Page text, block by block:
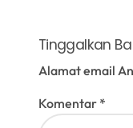
s
Tinggalkan
Alamat email
Komentar *